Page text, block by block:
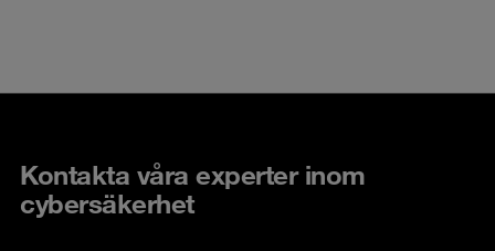
Kontakta våra experter inom
cybersäkerhet